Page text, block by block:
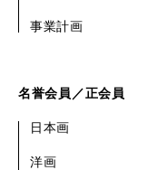
事業計画
名誉会員／正会員
日本画
洋画